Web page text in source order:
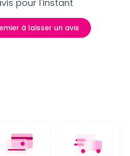
pour l'instant
à laisser un avis